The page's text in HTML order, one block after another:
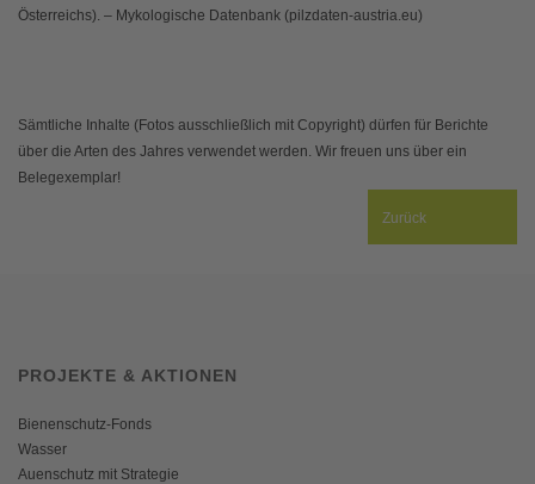
Österreichs). – Mykologische Datenbank (pilzdaten-austria.eu)
Sämtliche Inhalte (Fotos ausschließlich mit Copyright) dürfen für Berichte
über die Arten des Jahres verwendet werden. Wir freuen uns über ein
Belegexemplar!
Zurück
PROJEKTE & AKTIONEN
Bienenschutz-Fonds
Wasser
Auenschutz mit Strategie